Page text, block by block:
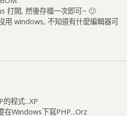
打開, 然後存檔一次即可~ 🙂
用 windows, 不知道有什麼編輯器可
程式...XP
在Windows下寫PHP...Orz